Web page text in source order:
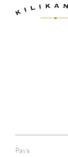
Pays